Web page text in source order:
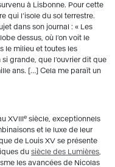
à Lisbonne. Pour cette
qui l’isole du sol terrestre.
dans son journal : « Les
dessus, où l’on voit le
le milieu et toutes les
grande, que l’ouvrier dit que
ans. […] Cela me paraît un
XVIII e siècle, exceptionnels
et le luxe de leur
de Louis XV se présente
du siècle des Lumières
les avancées de Nicolas